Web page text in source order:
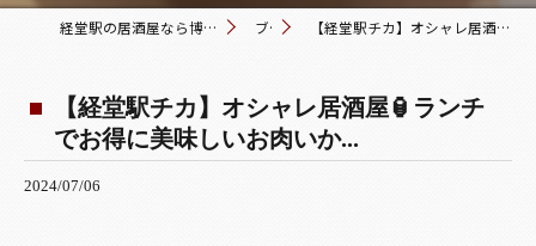
経堂駅の居酒屋なら博多おでんと黒毛和牛の店 くろこ ブログ 【経堂駅チカ】オシャレ居酒屋🏮ランチでお得に美味しいお肉いか...
【経堂駅チカ】オシャレ居酒屋🏮ランチ
でお得に美味しいお肉いか...
2024/07/06